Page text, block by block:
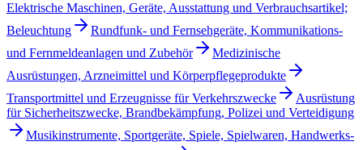
Elektrische Maschinen, Geräte, Ausstattung und Verbrauchsartikel;
Beleuchtung
Rundfunk- und Fernsehgeräte, Kommunikations-
und Fernmeldeanlagen und Zubehör
Medizinische
Ausrüstungen, Arzneimittel und Körperpflegeprodukte
Transportmittel und Erzeugnisse für Verkehrszwecke
Ausrüstung
für Sicherheitszwecke, Brandbekämpfung, Polizei und Verteidigung
Musikinstrumente, Sportgeräte, Spiele, Spielwaren, Handwerks-